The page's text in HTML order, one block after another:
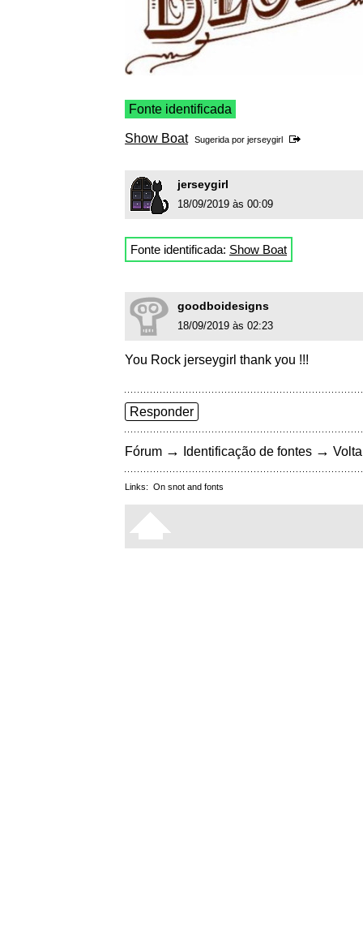
Fonte identificada
Show Boat Sugerida por jerseygirl
jerseygirl
18/09/2019 às 00:09
Fonte identificada: Show Boat
goodboidesigns
18/09/2019 às 02:23
You Rock jerseygirl thank you !!!
Responder
Fórum → Identificação de fontes →
Links: On snot and fonts